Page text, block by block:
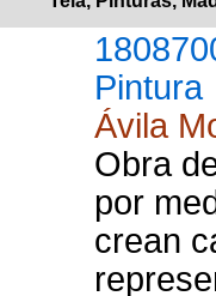
Pintura
Ávila
Obra
por
crean